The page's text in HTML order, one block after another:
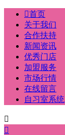
首页
关于我们
合作扶持
新闻资讯
优秀门店
加盟服务
市场行情
在线留言
自习室系统

